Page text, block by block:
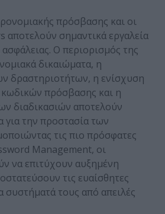
πρόσβασης και οι
αποτελούν σημαντικά εργαλεία
Ο περιορισμός της
δικαιώματα, η
δραστηριοτήτων, η ενίσχυση
πρόσβασης και η
διαδικασιών αποτελούν
για την προστασία των
τις πιο πρόσφατες
Management, οι
να επιτύχουν αυξημένη
τις ευαίσθητες
συστήματά τους από απειλές